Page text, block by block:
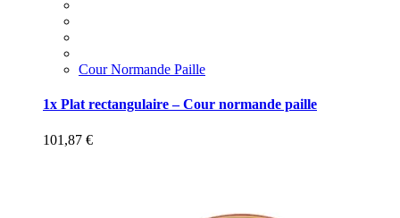
Cour Normande Paille
1x Plat rectangulaire – Cour normande paille
101,87 €